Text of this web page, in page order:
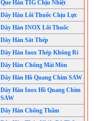
Que Hàn TIG Chịu Nhiệt
Dây Hàn Lõi Thuốc Chịu Lực
Dây Hàn INOX Lõi Thuốc
Dây Hàn Sắt Thép
Dây Hàn Inox Thép Không Rỉ
Dây Hàn Chống Mài Mòn
Dây Hàn Hồ Quang Chìm SAW
Dây Hàn Inox Hồ Quang Chìm
SAW
Dây Hàn Chống Thấm